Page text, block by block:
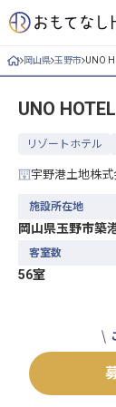
ログイン
求人・施
キープし
おもてなし
岡山県 玉野市 UNO
UNO HOTEL
リゾートホテル
宇野港土地株式
施設所在地
岡山県玉野市築
客室数
56室